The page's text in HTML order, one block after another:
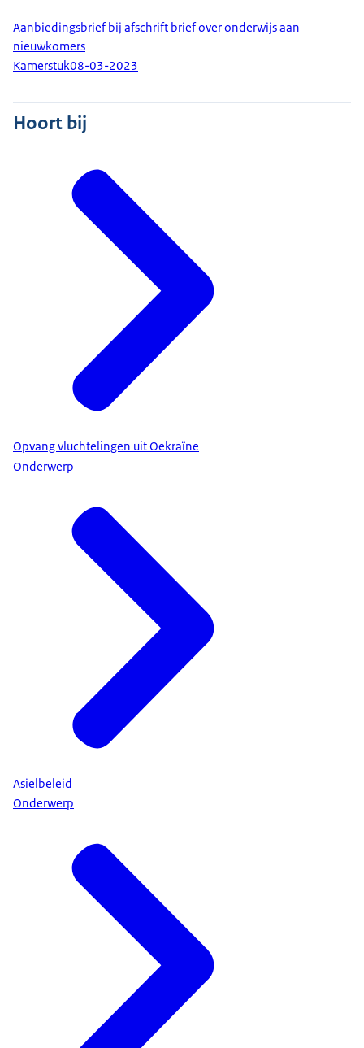
Aanbiedingsbrief bij afschrift brief over onderwijs aan
nieuwkomers
Kamerstuk08-03-2023
Hoort bij
Opvang vluchtelingen uit Oekraïne
Onderwerp
Asielbeleid
Onderwerp